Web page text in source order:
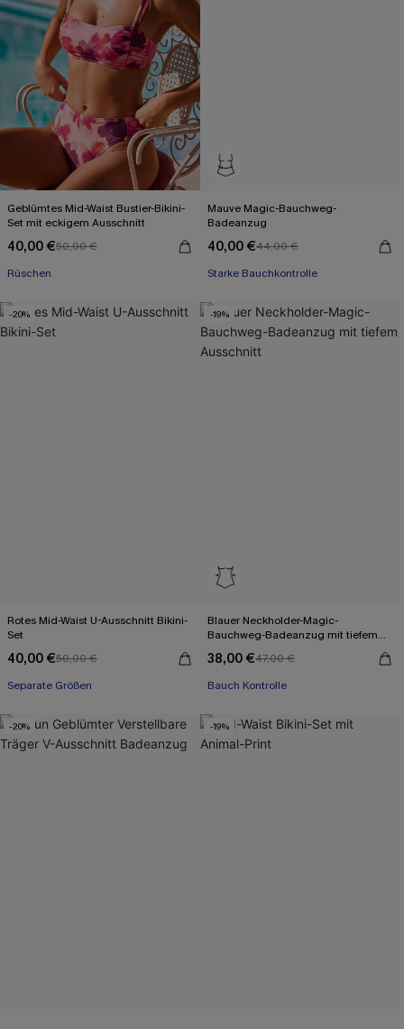
Geblümtes Mid-Waist Bustier-Bikini-
Set mit eckigem Ausschnitt
40,00 €50,00 €
Rüschen
Mauve Magic-Bauchweg-
Badeanzug
40,00 €44,00 €
Starke Bauchkontrolle
-20%
Rotes Mid-Waist U-Ausschnitt Bikini-
Set
40,00 €50,00 €
Separate Größen
-19%
Blauer Neckholder-Magic-
Bauchweg-Badeanzug mit tiefem
38,00 €47,00 €
Bauch Kontrolle
-20% -19%